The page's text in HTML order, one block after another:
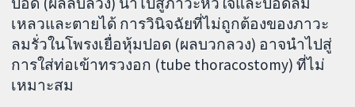
เหลวและตายได้ การวินิจฉัยที่ไม่ถูกต้องของภาวะ
ลมรั่วในโพรงเยื่อหุ้มปอด (ผลบวกลวง) อาจนำไปสู่
การใส่ท่อเข้าทรวงอก (tube thoracostomy) ที่ไม่
เหมาะสม